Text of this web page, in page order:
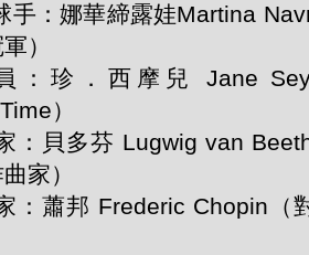
手：娜華締露娃Martina
）
：珍．西摩兒 Jane
）
：貝多芬 Lugwig van
家）
：蕭邦 Frederic Chopin（